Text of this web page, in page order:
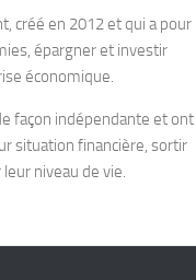
créé en 2012 et qui a pour
épargner et investir
économique.
façon indépendante et ont
situation financière, sortir
niveau de vie.